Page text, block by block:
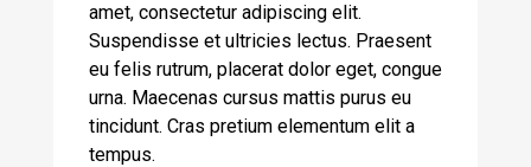
amet, consectetur adipiscing elit.
Suspendisse et ultricies lectus. Praesent
eu felis rutrum, placerat dolor eget, congue
urna. Maecenas cursus mattis purus eu
tincidunt. Cras pretium elementum elit a
tempus.